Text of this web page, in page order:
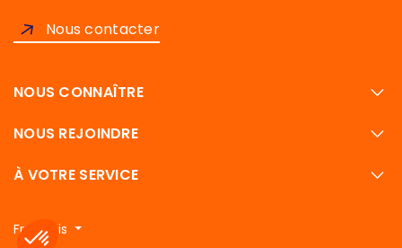
Nous contacter
NOUS CONNAÎTRE
NOUS REJOINDRE
À VOTRE SERVICE
Français